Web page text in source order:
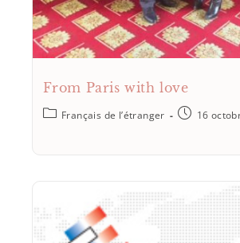
From Paris with love
Français de l’étranger 16